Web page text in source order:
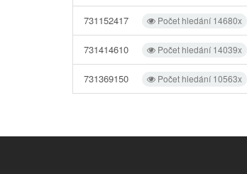
Počet hledání 14680x
731152417
Počet hledání 14039x
731414610
Počet hledání 10563x
731369150